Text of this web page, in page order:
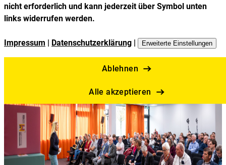
nicht erforderlich und kann jederzeit über Symbol unten
links widerrufen werden.
Impressum Datenschutzerklärung Erweiterte Einstellungen
Ablehnen
Alle akzeptieren